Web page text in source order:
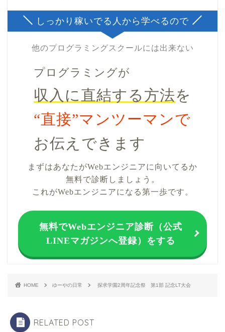
しっかり稼いでる人から学べるので
他のプログラミングスクールには出来ない
プログラミングが
収入に直結する方法を
“直接”マンツーマンで
お伝えできます
まずはあなたがWebエンジニアに向いてるか
無料で診断しましょう。
これがWebエンジニアになる第一歩です。
無料でWebエンジニア診断（公式
LINEマガジンへ登録）をする
HOME ゆーやの日常 探求学園2周年記念祭 第1部 記念LT大会
RELATED POST